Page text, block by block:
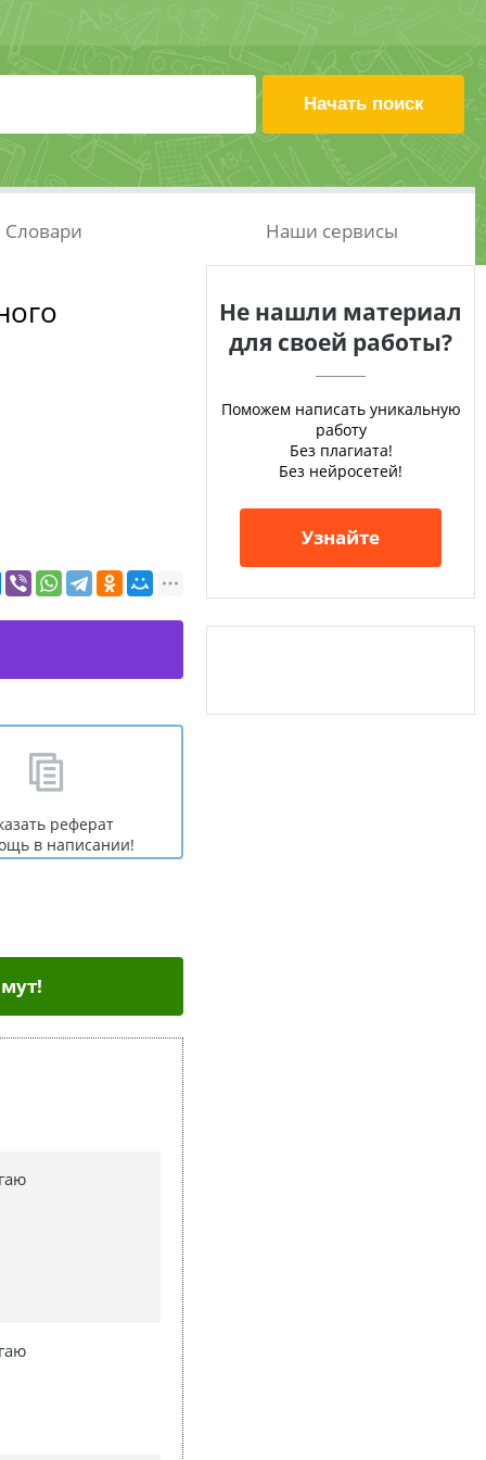
Словари Наши сервисы
реферат
в написании!
Не нашли материал
для своей работы?
Поможем написать уникальную
работу
Без плагиата!
Без нейросетей!
Узнайте